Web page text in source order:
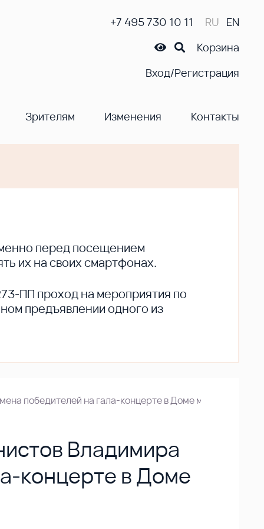
+7 495 730 10 11 RU EN
Корзина
Вход/Регистрация
Зрителям Изменения Контакты
перед посещением
их на своих смартфонах.
ПП проход на мероприятия по
предъявлении одного из
победителей на гала-концерте в Доме музыки
Владимира
концерте в Доме